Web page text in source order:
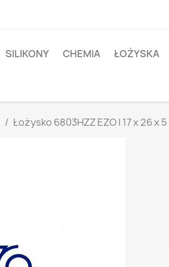
SILIKONY CHEMIA ŁOŻYSKA
Łożysko 6803HZZ EZO | 17 x 26 x 5